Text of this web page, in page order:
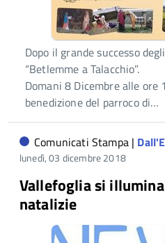
Dopo il grande successo
“Betlemme a Talacchio”.
Domani 8 Dicembre alle ore
benedizione del parroco di…
Comunicati Stampa |
lunedì, 03 dicembre 2018
Vallefoglia si
natalizie